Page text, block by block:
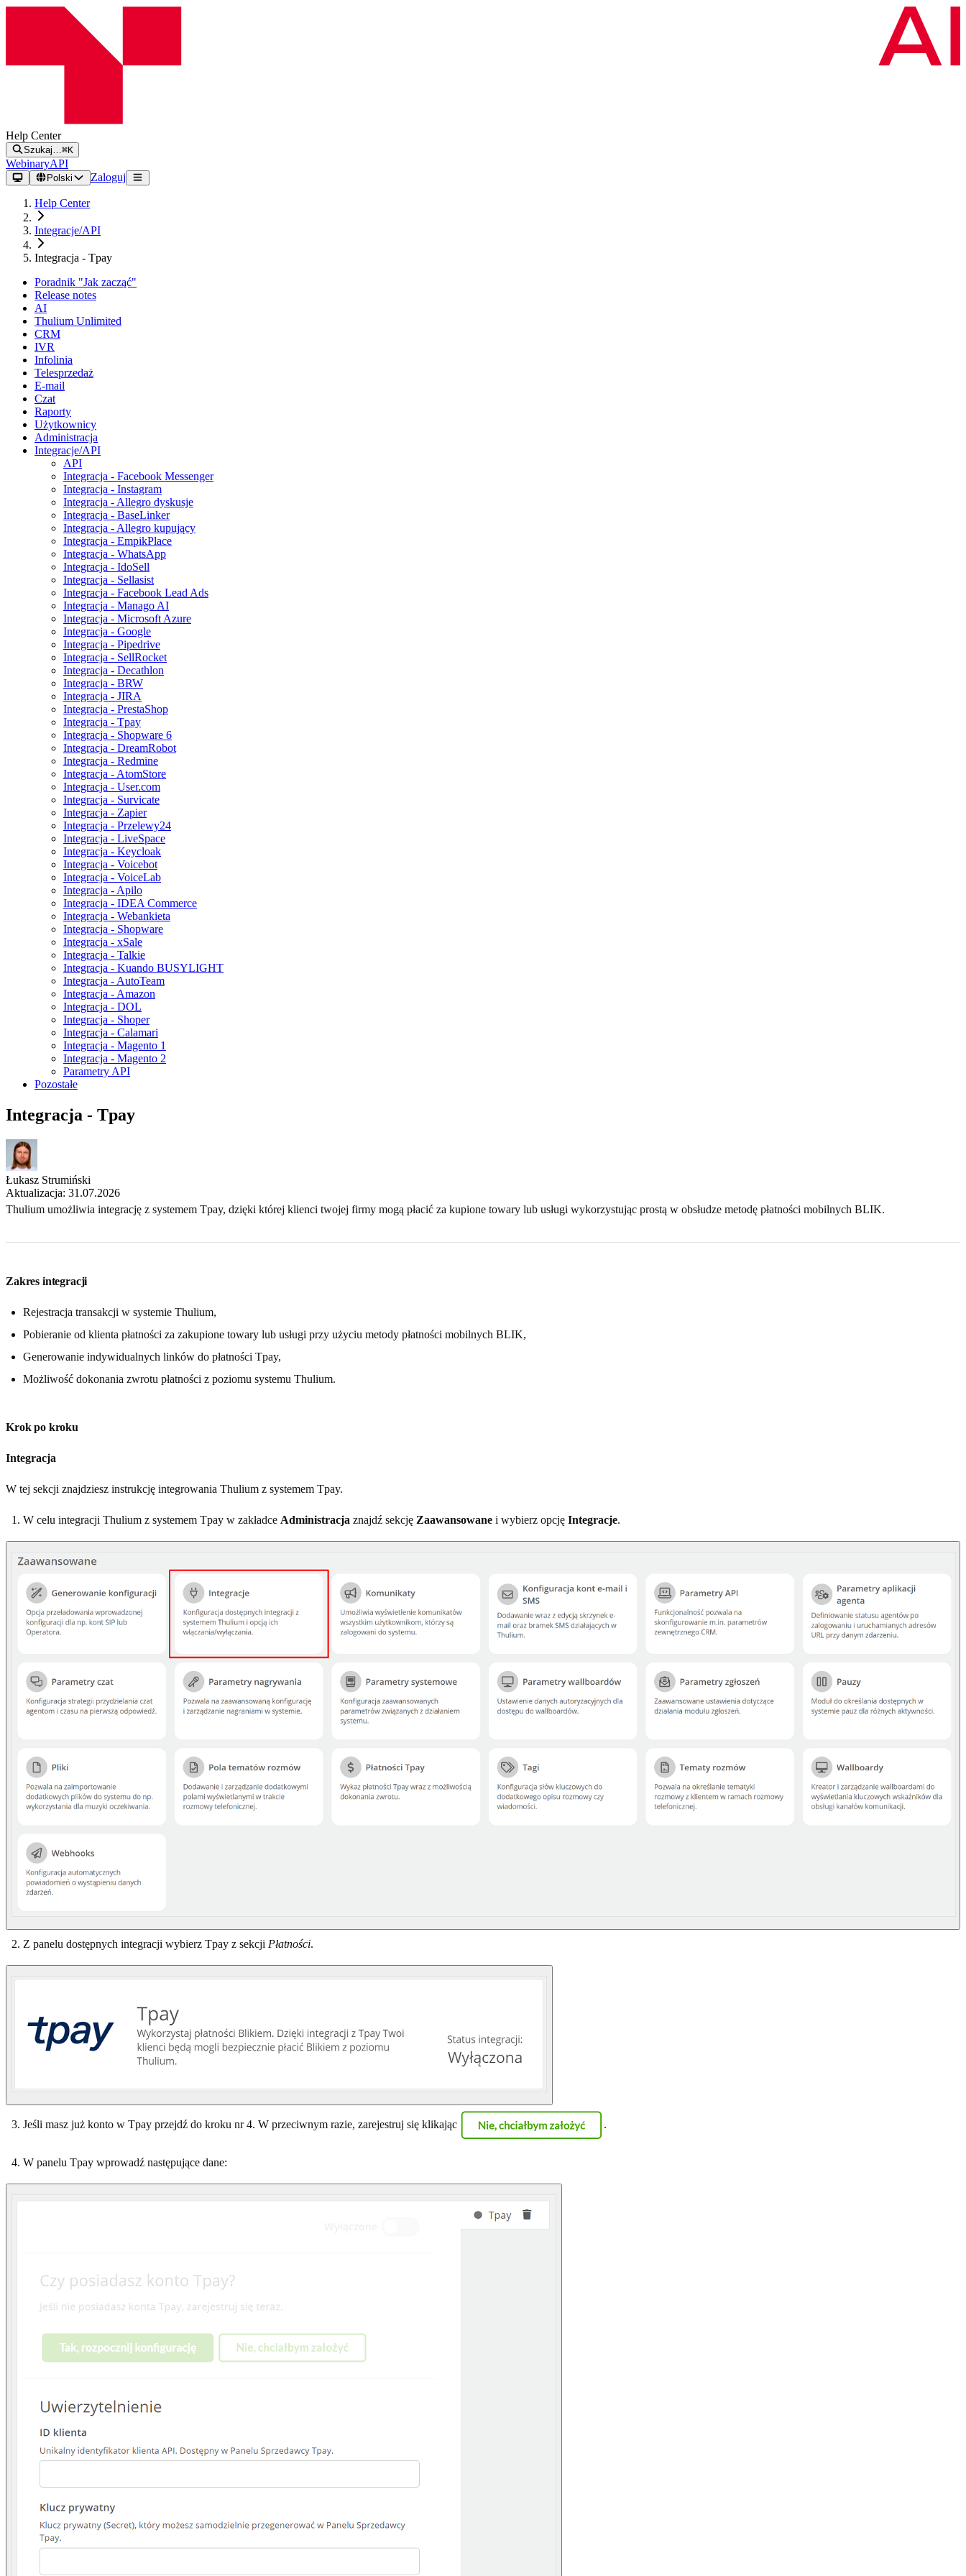
Help Center
Szukaj… ⌘K
WebinaryAPI
Polski Zaloguj
Help Center
Integracje/API
Integracja - Tpay
Poradnik "Jak zacząć"
Release notes
AI
Thulium Unlimited
CRM
IVR
Infolinia
Telesprzedaż
E-mail
Czat
Raporty
Użytkownicy
Administracja
Integracje/API
API
Integracja - Facebook Messenger
Integracja - Instagram
Integracja - Allegro dyskusje
Integracja - BaseLinker
Integracja - Allegro kupujący
Integracja - EmpikPlace
Integracja - WhatsApp
Integracja - IdoSell
Integracja - Sellasist
Integracja - Facebook Lead Ads
Integracja - Manago AI
Integracja - Microsoft Azure
Integracja - Google
Integracja - Pipedrive
Integracja - SellRocket
Integracja - Decathlon
Integracja - BRW
Integracja - JIRA
Integracja - PrestaShop
Integracja - Tpay
Integracja - Shopware 6
Integracja - DreamRobot
Integracja - Redmine
Integracja - AtomStore
Integracja - User.com
Integracja - Survicate
Integracja - Zapier
Integracja - Przelewy24
Integracja - LiveSpace
Integracja - Keycloak
Integracja - Voicebot
Integracja - VoiceLab
Integracja - Apilo
Integracja - IDEA Commerce
Integracja - Webankieta
Integracja - Shopware
Integracja - xSale
Integracja - Talkie
Integracja - Kuando BUSYLIGHT
Integracja - AutoTeam
Integracja - Amazon
Integracja - DOL
Integracja - Shoper
Integracja - Calamari
Integracja - Magento 1
Integracja - Magento 2
Parametry API
Pozostałe
Integracja - Tpay
Łukasz Strumiński
Aktualizacja: 31.07.2026
Thulium umożliwia integrację z systemem Tpay, dzięki której klienci twojej firmy mogą płacić za kupione towary lub usługi wykorzystując prostą w obsłudze metodę płatności mobilnych BLIK.
Zakres integracji
Rejestracja transakcji w systemie Thulium,
Pobieranie od klienta płatności za zakupione towary lub usługi przy użyciu metody płatności mobilnych BLIK,
Generowanie indywidualnych linków do płatności Tpay,
Możliwość dokonania zwrotu płatności z poziomu systemu Thulium.
Krok po kroku
Integracja
W tej sekcji znajdziesz instrukcję integrowania Thulium z systemem Tpay.
W celu integracji Thulium z systemem Tpay w zakładce Administracja znajdź sekcję Zaawansowane i wybierz opcję Integracje.
Z panelu dostępnych integracji wybierz Tpay z sekcji Płatności.
Jeśli masz już konto w Tpay przejdź do kroku nr 4. W przeciwnym razie, zarejestruj się klikając .
W panelu Tpay wprowadź następujące dane: